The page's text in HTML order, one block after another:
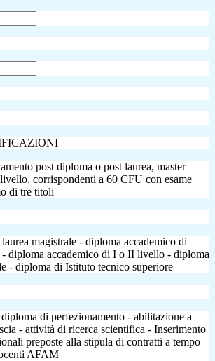
post diploma o post laurea, master
corrispondenti a 60 CFU con esame
di tre titoli
magistrale - diploma accademico di
diploma accademico di I o II livello - diploma
- diploma di Istituto tecnico superiore
di perfezionamento - abilitazione a
- attività di ricerca scientifica - Inserimento
preposte alla stipula di contratti a tempo
AFAM